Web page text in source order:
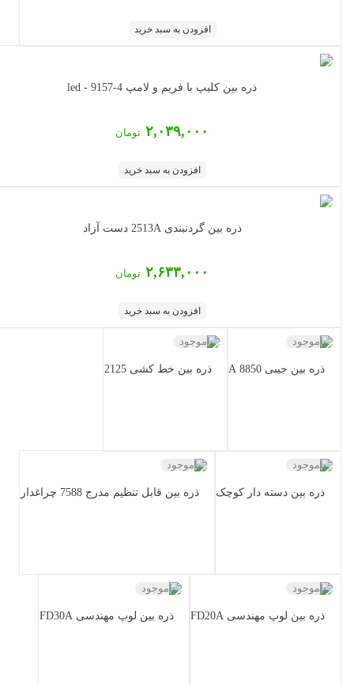
افزودن به سبد خرید
ذره بین کلیپ با فریم و لامپ led - 9157-4
۲,۰۳۹,۰۰۰تومان
افزودن به سبد خرید
ذره بین گردنبندی 2513A دست آزاد
۲,۶۳۳,۰۰۰تومان
افزودن به سبد خرید
ذره بین جیبی 8850 A
ناموجود
ذره بین خط کشی 2125
ناموجود
ذره بین دسته دار کوچک
ناموجود
ذره بین قابل تنظیم مدرج 7588 چراغدار
ناموجود
ذره بین لوپ مهندسی FD20A
ناموجود
ذره بین لوپ مهندسی FD30A
ناموجود